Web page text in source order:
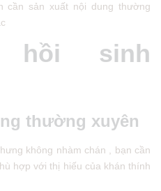
sản xuất nội dung thường
hồi sinh
thường xuyên
không nhàm chán , bạn cần
hợp với thị hiếu của khán thính